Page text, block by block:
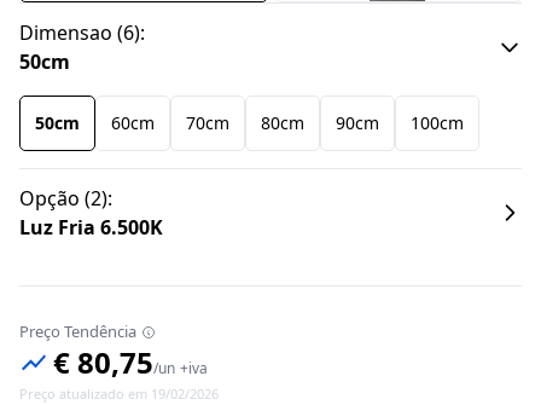
Dimensao (6):
50cm
50cm 60cm 70cm 80cm 90cm 100cm
Opção (2):
Luz Fria 6.500K
Preço Tendência
€ 80,75/un +iva
Preço atualizado em 19/02/2026